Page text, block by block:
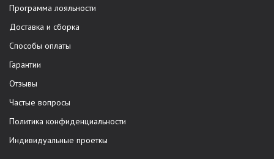
Программа лояльности
Доставка и сборка
Способы оплаты
Гарантии
Отзывы
Частые вопросы
Политика конфиденциальности
Индивидуальные проеткы